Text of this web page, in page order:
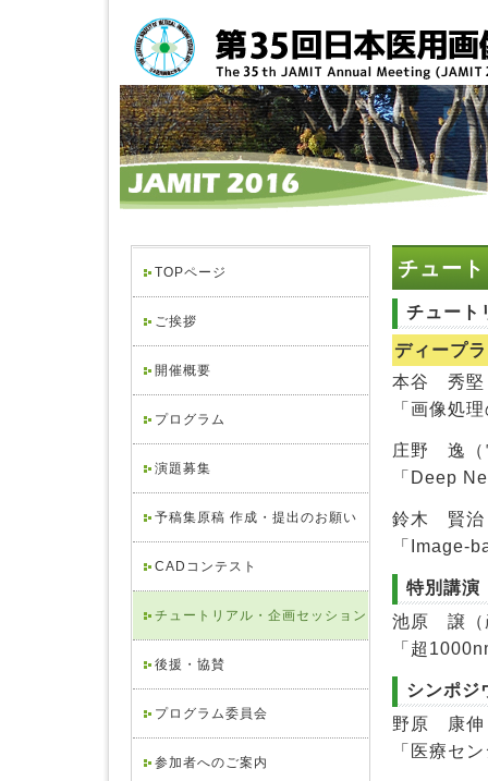
TOPページ
ご挨拶
開催概要
プログラム
演題募集
予稿集原稿 作成・提出のお願い
CADコンテスト
チュートリアル・企画セッション
後援・協賛
プログラム委員会
参加者へのご案内
チュー
チュート
ディープ
本谷 秀堅
「画像処
庄野 逸（
「Deep
鈴木 賢治
「Image-
特別講演
池原 譲（
「超
シンポジ
野原 康伸
「医療セ